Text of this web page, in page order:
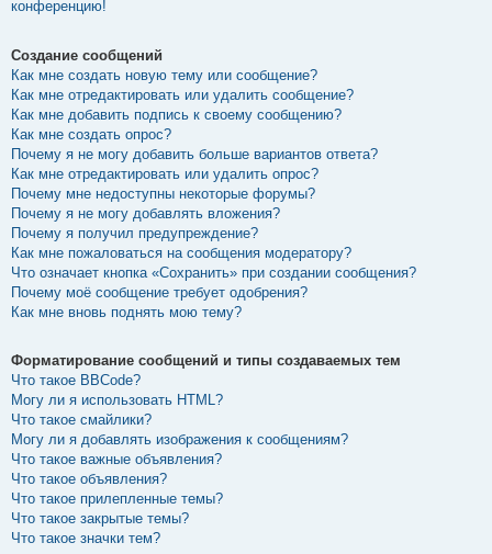
конференцию!
Создание сообщений
Как мне создать новую тему или сообщение?
Как мне отредактировать или удалить сообщение?
Как мне добавить подпись к своему сообщению?
Как мне создать опрос?
Почему я не могу добавить больше вариантов ответа?
Как мне отредактировать или удалить опрос?
Почему мне недоступны некоторые форумы?
Почему я не могу добавлять вложения?
Почему я получил предупреждение?
Как мне пожаловаться на сообщения модератору?
Что означает кнопка «Сохранить» при создании сообщения?
Почему моё сообщение требует одобрения?
Как мне вновь поднять мою тему?
Форматирование сообщений и типы создаваемых тем
Что такое BBCode?
Могу ли я использовать HTML?
Что такое смайлики?
Могу ли я добавлять изображения к сообщениям?
Что такое важные объявления?
Что такое объявления?
Что такое прилепленные темы?
Что такое закрытые темы?
Что такое значки тем?